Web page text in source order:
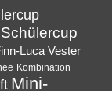
Luca Vester
Kombination
Mini-